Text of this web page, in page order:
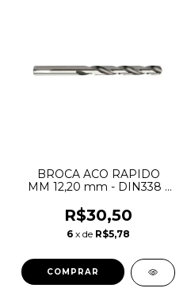
BROCA ACO RAPIDO
MM 12,20 mm - DIN338 -
R$30,50
6 x de R$5,78